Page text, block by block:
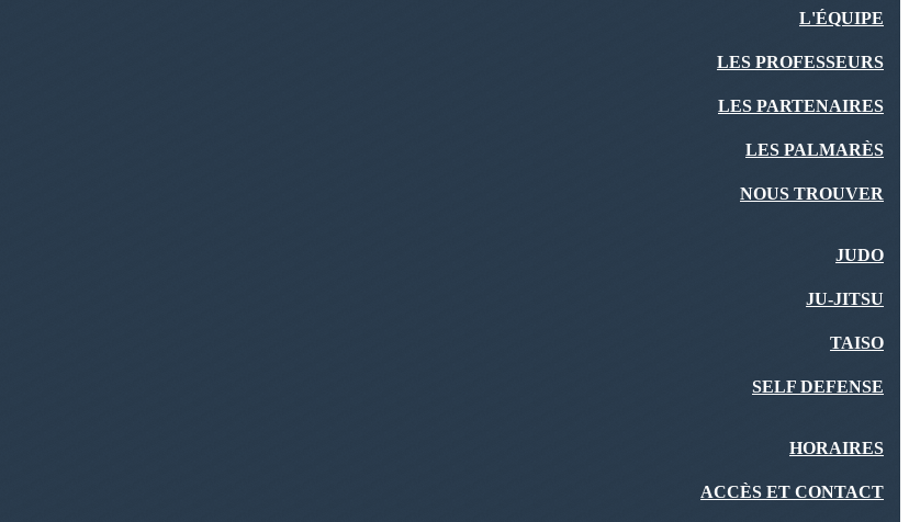
L'ÉQUIPE
LES PROFESSEURS
LES PARTENAIRES
LES PALMARÈS
NOUS TROUVER
JUDO
JU-JITSU
TAISO
SELF DEFENSE
HORAIRES
ACCÈS ET CONTACT